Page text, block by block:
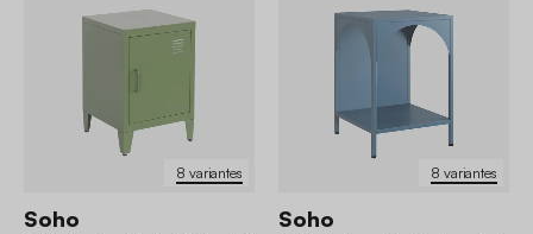
8 variantes
Soho
8 variantes
Soho